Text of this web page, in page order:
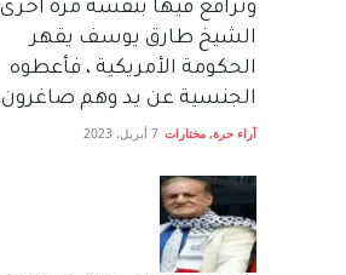
وترافع فيها بنفسه مرة
الشيخ طارق يوسف يقهر
الحكومة الأمريكية ، فأعطوه
الجنسية عن يد وهم
آراء حرة, مختارات 7 أبريل، 2023